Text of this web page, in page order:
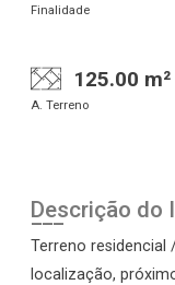
Finalidade
125.00 m²
A. Terreno
Descrição do
Terreno residencial
localização,